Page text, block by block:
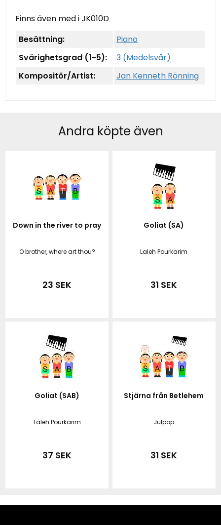
Finns även med i JK010D
Besättning:
Piano
Svårighetsgrad (1-5):
3 (Medelsvår)
Kompositör/Artist:
Jan Kenneth Rönning
Andra köpte även
Down in the river to pray
O brother, where art thou?
23 SEK
Goliat (SA)
Laleh Pourkarim
31 SEK
Goliat (SAB)
Laleh Pourkarim
37 SEK
Stjärna från Betlehem
Julpop
31 SEK